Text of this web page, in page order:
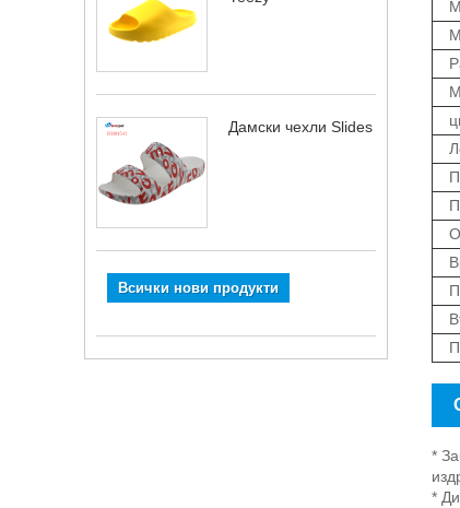
Дамски чехли Slides
Всички нови продукти
*
*